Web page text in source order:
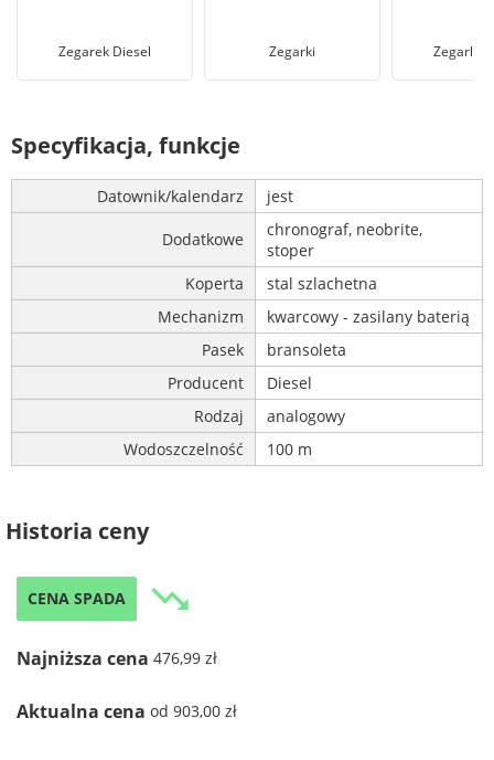
Zegarek Diesel Zegarki Zegarki
Specyfikacja, funkcje
Datownik/kalendarz jest
Dodatkowe
chronograf, neobrite,
stoper
Koperta
stal szlachetna
Mechanizm
kwarcowy - zasilany baterią
Pasek
bransoleta
Producent
Diesel
Rodzaj
analogowy
Wodoszczelność
100 m
Historia ceny
CENA SPADA trending_down
Najniższa cena 476,99 zł
Aktualna cena od 903,00 zł